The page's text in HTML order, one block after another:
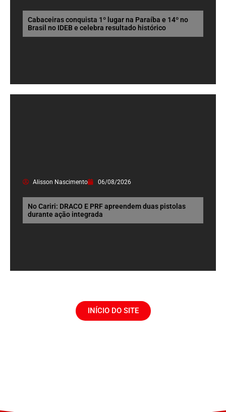
Cabaceiras conquista 1º lugar na Paraíba e 14º no
Brasil no IDEB e celebra resultado histórico
Alisson Nascimento 06/08/2026
No Cariri: DRACO E PRF apreendem duas pistolas
durante ação integrada
INÍCIO DO SITE